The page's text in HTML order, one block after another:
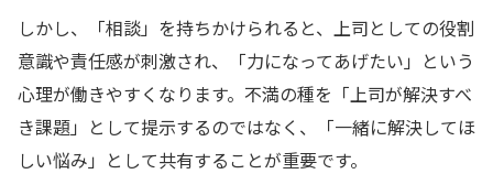
しかし、「相談」を持ちかけられると、上司としての役割
意識や責任感が刺激され、「力になってあげたい」という
心理が働きやすくなります。不満の種を「上司が解決すべ
き課題」として提示するのではなく、「一緒に解決してほ
しい悩み」として共有することが重要です。